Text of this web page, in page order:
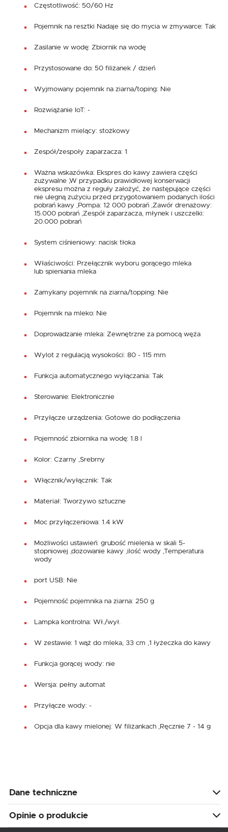
Częstotliwość: 50/60 Hz
Pojemnik na resztki Nadaje się do mycia w zmywarce: Tak
Zasilanie w wodę: Zbiornik na wodę
Przystosowane do: 50 filiżanek / dzień
Wyjmowany pojemnik na ziarna/toping: Nie
Rozwiążanie IoT: -
Mechanizm mielący: stożkowy
Zespół/zespoły zaparzacza: 1
Ważna wskazówka: Ekspres do kawy zawiera części
zużywalne ,W przypadku prawidłowej konserwacji
ekspresu można z reguły założyć, że następujące części
nie ulegną zużyciu przed przygotowaniem podanych ilości
pobrań kawy ,Pompa: 12 000 pobrań ,Zawór drenażowy:
15.000 pobrań ,Zespół zaparzacza, młynek i uszczelki:
20.000 pobrań
System ciśnieniowy: nacisk tłoka
Właściwości: Przełącznik wyboru gorącego mleka
lub spieniania mleka
Zamykany pojemnik na ziarna/topping: Nie
Pojemnik na mleko: Nie
Doprowadzanie mleka: Zewnętrzne za pomocą węża
Wylot z regulacją wysokości: 80 - 115 mm
Funkcja automatycznego wyłączania: Tak
Sterowanie: Elektronicznie
Przyłącze urządzenia: Gotowe do podłączenia
Pojemność zbiornika na wodę: 1.8 l
Kolor: Czarny ,Srebrny
Włącznik/wyłącznik: Tak
Materiał: Tworzywo sztuczne
Moc przyłączeniowa: 1.4 kW
Możliwości ustawień: grubość mielenia w skali 5-
stopniowej ,dozowanie kawy ,ilość wody ,Temperatura
wody
port USB: Nie
Pojemność pojemnika na ziarna: 250 g
Lampka kontrolna: Wł./wył.
W zestawie: 1 wąż do mleka, 33 cm ,1 łyżeczka do kawy
Funkcja gorącej wody: nie
Wersja: pełny automat
Przyłącze wody: -
Opcja dla kawy mielonej: W filiżankach ,Ręcznie 7 - 14 g
Dane techniczne
Opinie o produkcie